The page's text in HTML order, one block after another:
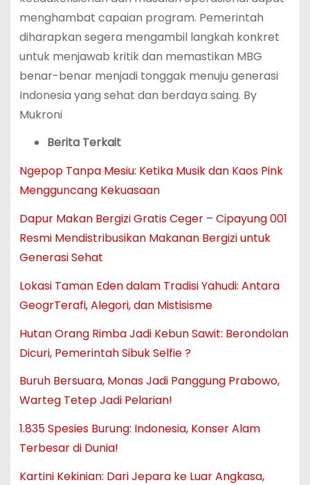
menghambat capaian program. Pemerintah
diharapkan segera mengambil langkah konkret
untuk menjawab kritik dan memastikan MBG
benar-benar menjadi tonggak menuju generasi
Indonesia yang sehat dan berdaya saing. By
Mukroni
Berita Terkait
Ngepop Tanpa Mesiu: Ketika Musik dan Kaos Pink
Mengguncang Kekuasaan
Dapur Makan Bergizi Gratis Ceger – Cipayung 001
Resmi Mendistribusikan Makanan Bergizi untuk
Generasi Sehat
Lokasi Taman Eden dalam Tradisi Yahudi: Antara
GeogrTerafi, Alegori, dan Mistisisme
Hutan Orang Rimba Jadi Kebun Sawit: Berondolan
Dicuri, Pemerintah Sibuk Selfie ?
Buruh Bersuara, Monas Jadi Panggung Prabowo,
Warteg Tetep Jadi Pelarian!
1.835 Spesies Burung: Indonesia, Konser Alam
Terbesar di Dunia!
Kartini Kekinian: Dari Jepara ke Luar Angkasa,